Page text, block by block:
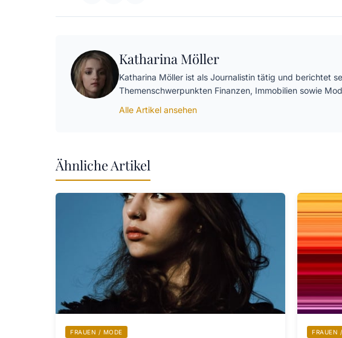
Katharina Möller
Katharina Möller ist als Journalistin tätig und berichtet
Themenschwerpunkten Finanzen, Immobilien sowie
Alle Artikel ansehen
Ähnliche Artikel
FRAUEN / MODE FRAUEN